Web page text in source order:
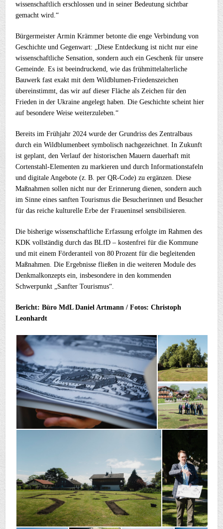
wissenschaftlich erschlossen und in seiner Bedeutung sichtbar
gemacht wird.“
Bürgermeister Armin Krämmer betonte die enge Verbindung von
Geschichte und Gegenwart: „Diese Entdeckung ist nicht nur eine
wissenschaftliche Sensation, sondern auch ein Geschenk für unsere
Gemeinde. Es ist beeindruckend, wie das frühmittelalterliche
Bauwerk fast exakt mit dem Wildblumen-Friedenszeichen
übereinstimmt, das wir auf dieser Fläche als Zeichen für den
Frieden in der Ukraine angelegt haben. Die Geschichte scheint hier
auf besondere Weise weiterzuleben.“
Bereits im Frühjahr 2024 wurde der Grundriss des Zentralbaus
durch ein Wildblumenbeet symbolisch nachgezeichnet. In Zukunft
ist geplant, den Verlauf der historischen Mauern dauerhaft mit
Cortenstahl-Elementen zu markieren und durch Informationstafeln
und digitale Angebote (z. B. per QR-Code) zu ergänzen. Diese
Maßnahmen sollen nicht nur der Erinnerung dienen, sondern auch
im Sinne eines sanften Tourismus die Besucherinnen und Besucher
für das reiche kulturelle Erbe der Fraueninsel sensibilisieren.
Die bisherige wissenschaftliche Erfassung erfolgte im Rahmen des
KDK vollständig durch das BLfD – kostenfrei für die Kommune
und mit einem Förderanteil von 80 Prozent für die begleitenden
Maßnahmen. Die Ergebnisse fließen in die weiteren Module des
Denkmalkonzepts ein, insbesondere in den kommenden
Schwerpunkt „Sanfter Tourismus“.
Bericht: Büro MdL Daniel Artmann / Fotos: Christoph
Leonhardt